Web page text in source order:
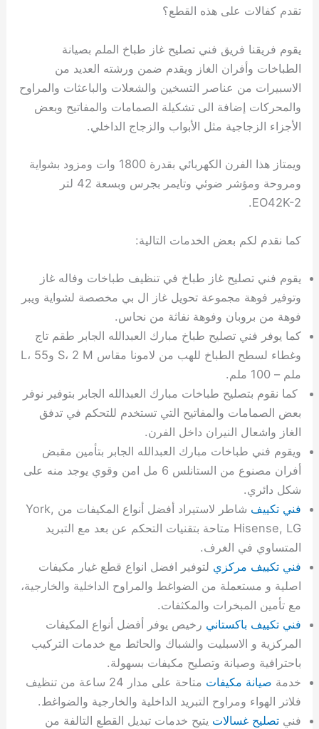
تقدم كفالات على هذه القطع؟
يقوم فريقنا فريق فني تصليح غاز طباخ الملم بصيانة
الطباخات وأفران الغاز ويقدم ضمن ورشته العديد من
الاسبيرات من عناصر التسخين والشعلات والباعثات والمراوح
والمحركات إضافة الى تشكيلة الصمامات والمفاتيح وبعض
الأجزاء الزجاجية مثل الأبواب والزجاج الداخلي.
ويمتاز هذا الفرن الكهربائي بقدرة 1800 وات ومزود بشواية
ومروحة ومؤشر ضوئي وتايمر بجرس وبسعة 42 لتر
EO42K-2.
كما نقدم لكم بعض الخدمات التالية:
يقوم فني تصليح غاز طباخ في تنظيف طباخات وفاله غاز
وتوفير فوهة مجموعة تحويل غاز ال بي مخصصة لشواية ويبر
فوهة من بروبان وفوهة نفاثة من نحاس.
كما يوفر فني تصليح طباخ مبارك العبدالله الجابر طقم تاج
وغطاء لسطح الطباخ للهب من لامونا مقاس S، 2 M وL، 55
ملم – 100 ملم.
كما نقوم بتصليح طباخات مبارك العبدالله الجابر بتوفير نوفر
بعض الصمامات والمفاتيح التي تستخدم للتحكم في تدفق
الغاز واشعال النيران داخل الفرن.
ويقوم فني طباخات مبارك العبدالله الجابر بتأمين مقبض
أفران مصنوع من الستانلس 6 مل امن وقوي يوجد منه على
شكل دائري.
فني تكييف
شاطر لاستيراد أفضل أنواع المكيفات من York,
Hisense, LG متاحة بتقنيات التحكم عن بعد مع التبريد
المتساوي في الغرف.
فني تكييف مركزي لتوفير افضل انواع قطع غيار مكيفات
اصلية و مستعملة من الضواغط والمراوح الداخلية والخارجية،
مع تأمين المبخرات والمكثفات.
فني تكييف باكستاني رخيص يوفر أفضل أنواع المكيفات
المركزية و الاسبليت والشباك والحائط مع خدمات التركيب
باحترافية وصيانة وتصليح مكيفات بسهولة.
خدمة صيانة مكيفات
متاحة على مدار 24 ساعة من تنظيف
فلاتر الهواء ومراوح التبريد الداخلية والخارجية والضواغط.
فنيتصليح غسالات يتيح خدمات تبديل القطع التالفة من